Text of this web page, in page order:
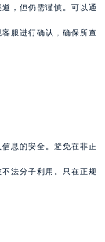
，但仍需谨慎。可以通
服进行确认，确保所查
息的安全。避免在非正
法分子利用。只在正规